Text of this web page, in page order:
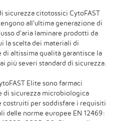
sicurezza citotossici CytoFAST
all'ultima generazione di
d'aria laminare prodotti da
la scelta dei materiali di
di altissima qualità garantisce la
più severi standard di sicurezza.
Elite sono farmaci
di sicurezza microbiologica
costruiti per soddisfare i requisiti
delle norme europee EN 12469: